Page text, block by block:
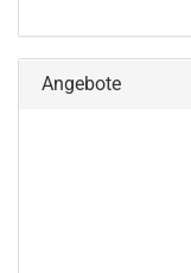
Angebote